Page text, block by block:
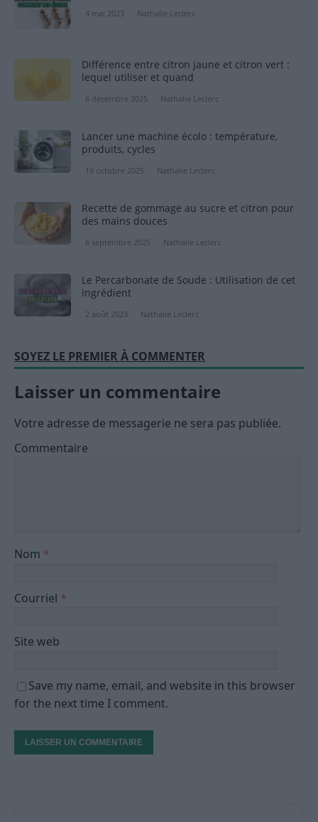
4 mai 2023 Nathalie Leclerc
Différence entre citron jaune et citron vert :
lequel utiliser et quand
6 décembre 2025 Nathalie Leclerc
Lancer une machine écolo : température,
produits, cycles
19 octobre 2025 Nathalie Leclerc
Recette de gommage au sucre et citron pour
des mains douces
6 septembre 2025 Nathalie Leclerc
Le Percarbonate de Soude : Utilisation de cet
ingrédient
2 août 2023 Nathalie Leclerc
SOYEZ LE PREMIER À COMMENTER
Laisser un commentaire
Votre adresse de messagerie ne sera pas publiée.
Commentaire
Nom *
Courriel *
Site web
Save my name, email, and website in this browser
for the next time I comment.